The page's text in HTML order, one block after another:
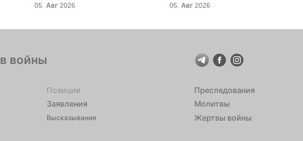
05. Авг 2026 05. Авг 2026
войны
Позиции
Заявления
Высказывания
Преследования
Молитвы
Жертвы войны